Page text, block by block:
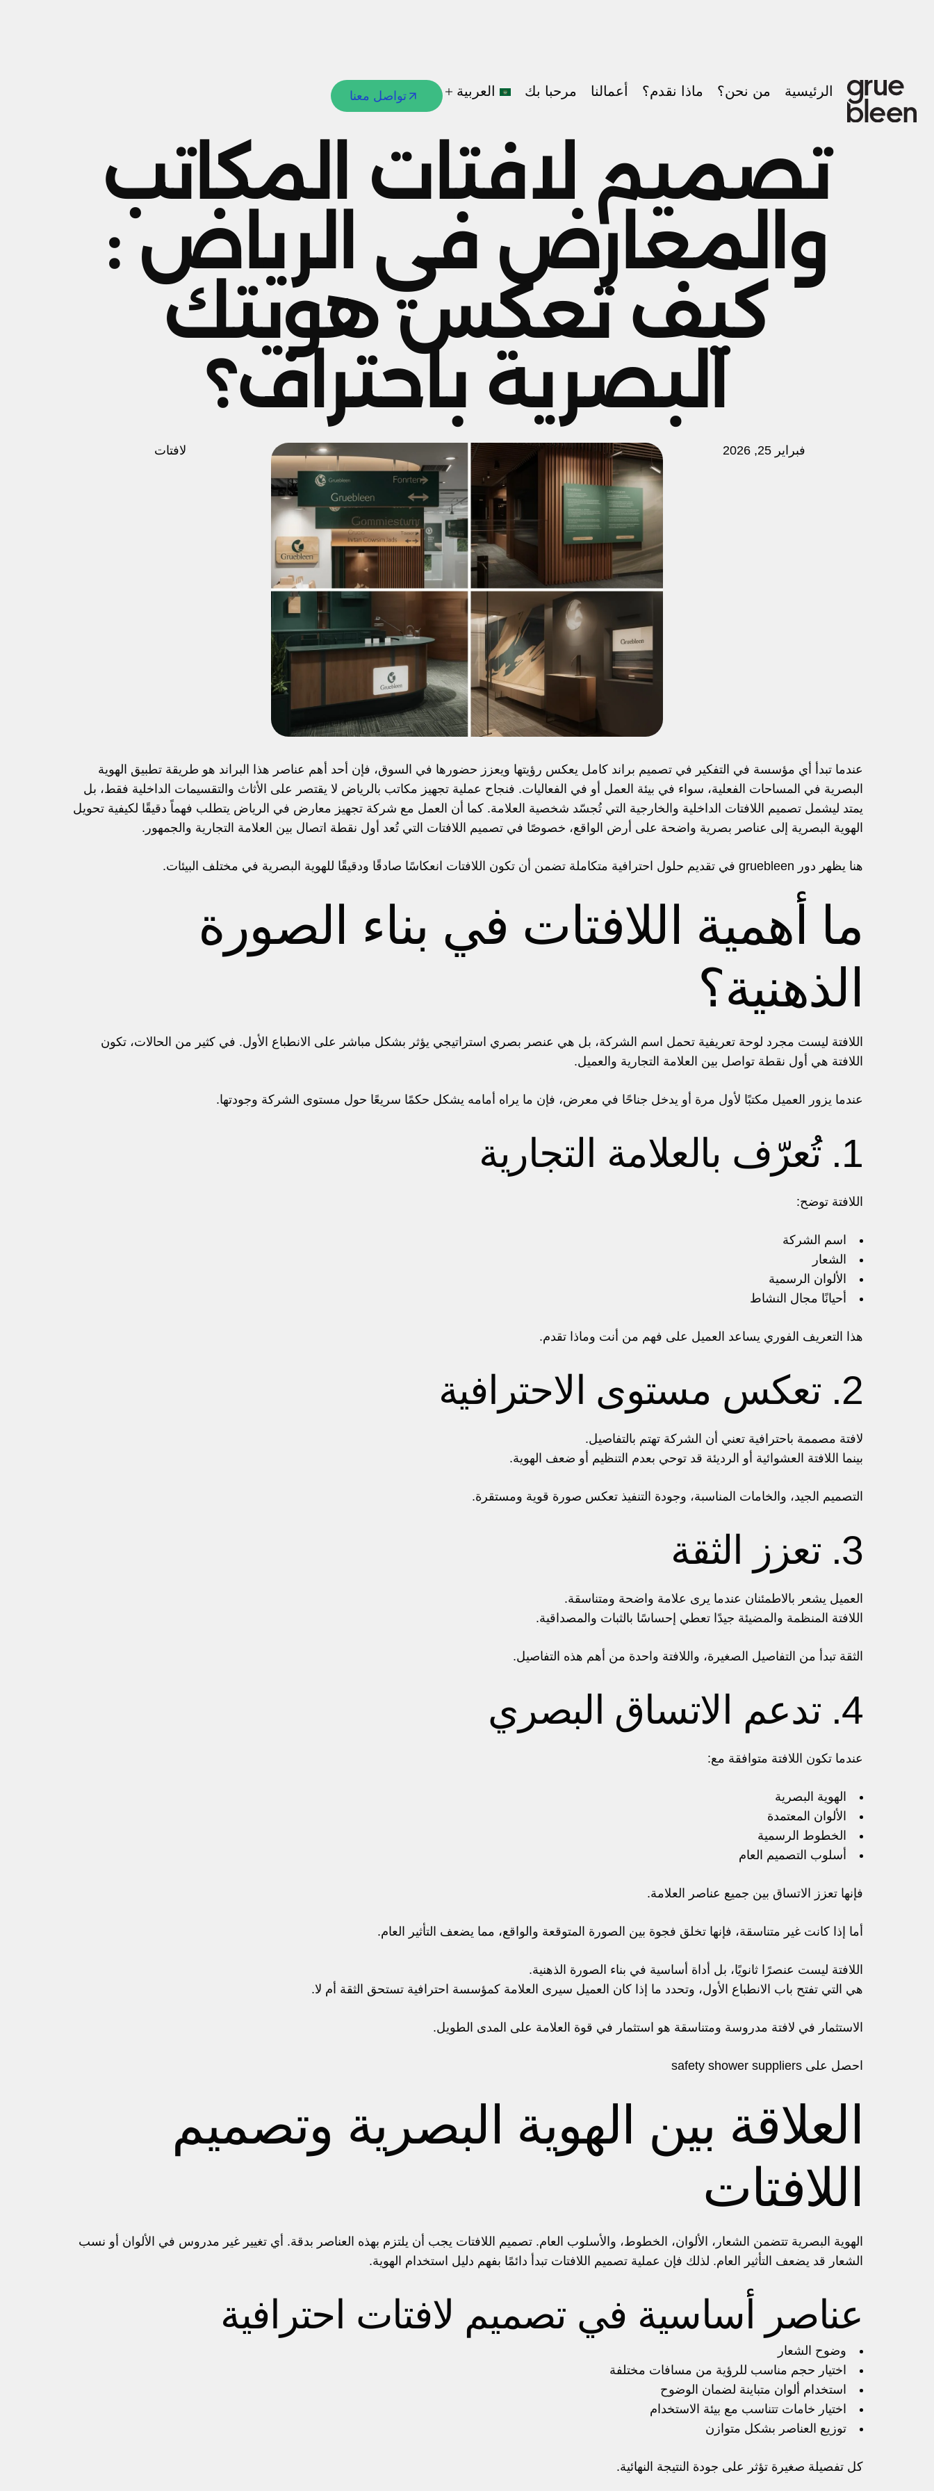
الرئيسية من نحن؟ ماذا نقدم؟ أعمالنا مرحبا بك العربية
العربية
English
تواصل معنا
تصميم لافتات المكاتب
والمعارض في الرياض :
كيف تعكس هويتك
البصرية باحتراف؟
فبراير 25, 2026 لافتات
عندما تبدأ أي مؤسسة في التفكير في تصميم براند كامل يعكس رؤيتها ويعزز حضورها في السوق، فإن أحد أهم عناصر هذا البراند هو طريقة تطبيق الهوية
البصرية في المساحات الفعلية، سواء في بيئة العمل أو في الفعاليات. فنجاح عملية تجهيز مكاتب بالرياض لا يقتصر على الأثاث والتقسيمات الداخلية فقط، بل
يمتد ليشمل تصميم اللافتات الداخلية والخارجية التي تُجسّد شخصية العلامة. كما أن العمل مع شركة تجهيز معارض في الرياض يتطلب فهماً دقيقًا لكيفية تحويل
الهوية البصرية إلى عناصر بصرية واضحة على أرض الواقع، خصوصًا في تصميم اللافتات التي تُعد أول نقطة اتصال بين العلامة التجارية والجمهور.
هنا يظهر دور gruebleen في تقديم حلول احترافية متكاملة تضمن أن تكون اللافتات انعكاسًا صادقًا ودقيقًا للهوية البصرية في مختلف البيئات.
ما أهمية اللافتات في بناء الصورة
الذهنية؟
اللافتة ليست مجرد لوحة تعريفية تحمل اسم الشركة، بل هي عنصر بصري استراتيجي يؤثر بشكل مباشر على الانطباع الأول. في كثير من الحالات، تكون
اللافتة هي أول نقطة تواصل بين العلامة التجارية والعميل.
عندما يزور العميل مكتبًا لأول مرة أو يدخل جناحًا في معرض، فإن ما يراه أمامه يشكل حكمًا سريعًا حول مستوى الشركة وجودتها.
1. تُعرّف بالعلامة التجارية
اللافتة توضح:
اسم الشركة
الشعار
الألوان الرسمية
أحيانًا مجال النشاط
هذا التعريف الفوري يساعد العميل على فهم من أنت وماذا تقدم.
2. تعكس مستوى الاحترافية
لافتة مصممة باحترافية تعني أن الشركة تهتم بالتفاصيل.
بينما اللافتة العشوائية أو الرديئة قد توحي بعدم التنظيم أو ضعف الهوية.
التصميم الجيد، والخامات المناسبة، وجودة التنفيذ تعكس صورة قوية ومستقرة.
3. تعزز الثقة
العميل يشعر بالاطمئنان عندما يرى علامة واضحة ومتناسقة.
اللافتة المنظمة والمضيئة جيدًا تعطي إحساسًا بالثبات والمصداقية.
الثقة تبدأ من التفاصيل الصغيرة، واللافتة واحدة من أهم هذه التفاصيل.
4. تدعم الاتساق البصري
عندما تكون اللافتة متوافقة مع:
الهوية البصرية
الألوان المعتمدة
الخطوط الرسمية
أسلوب التصميم العام
فإنها تعزز الاتساق بين جميع عناصر العلامة.
أما إذا كانت غير متناسقة، فإنها تخلق فجوة بين الصورة المتوقعة والواقع، مما يضعف التأثير العام.
اللافتة ليست عنصرًا ثانويًا، بل أداة أساسية في بناء الصورة الذهنية.
هي التي تفتح باب الانطباع الأول، وتحدد ما إذا كان العميل سيرى العلامة كمؤسسة احترافية تستحق الثقة أم لا.
الاستثمار في لافتة مدروسة ومتناسقة هو استثمار في قوة العلامة على المدى الطويل.
احصل على safety shower suppliers
العلاقة بين الهوية البصرية وتصميم
اللافتات
الهوية البصرية تتضمن الشعار، الألوان، الخطوط، والأسلوب العام. تصميم اللافتات يجب أن يلتزم بهذه العناصر بدقة. أي تغيير غير مدروس في الألوان أو نسب
الشعار قد يضعف التأثير العام. لذلك فإن عملية تصميم اللافتات تبدأ دائمًا بفهم دليل استخدام الهوية.
عناصر أساسية في تصميم لافتات احترافية
وضوح الشعار
اختيار حجم مناسب للرؤية من مسافات مختلفة
استخدام ألوان متباينة لضمان الوضوح
اختيار خامات تتناسب مع بيئة الاستخدام
توزيع العناصر بشكل متوازن
كل تفصيلة صغيرة تؤثر على جودة النتيجة النهائية.